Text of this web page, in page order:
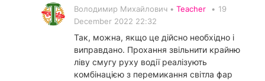
Володимир Михайлович • Teacher • 19
December 2022 22:32
Так, можна, якщо це дійсно необхідно і
виправдано. Прохання звільнити крайню
ліву смугу руху водії реалізують
комбінацією з перемикання світла фар